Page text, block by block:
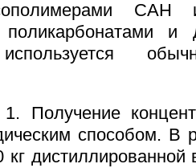
поликарбонатами
способом. В
кг